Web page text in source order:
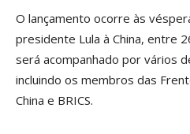
O lançamento ocorre às
presidente Lula à China, entre
será acompanhado por vários
incluindo os membros das
China e BRICS.